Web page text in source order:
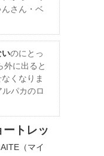
さん・ベ
いのにとっ
外に出ると
くなりま
パカのロ
ートレッ
（マイ